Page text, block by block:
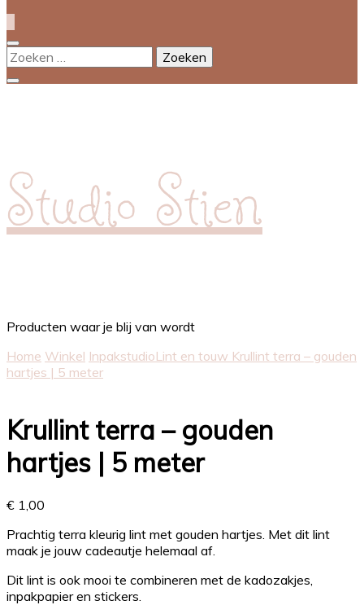
Zoeken
naar:
Studio Stien
Producten waar je blij van wordt
Home Winkel InpakstudioLint en touw Krullint terra – gouden
hartjes | 5 meter
Krullint terra – gouden
hartjes | 5 meter
€ 1,00
Prachtig terra kleurig lint met gouden hartjes. Met dit lint
maak je jouw cadeautje helemaal af.
Dit lint is ook mooi te combineren met de kadozakjes,
inpakpapier en stickers.